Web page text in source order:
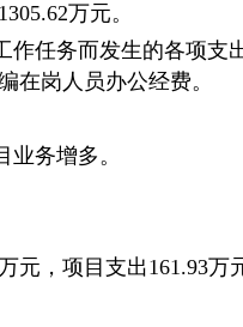
万元。
任务而发生的各项
在岗人员办公经费。
业务增多。
元，项目支出161.93万